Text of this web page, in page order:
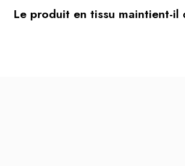
Le produit en tissu maintient-il